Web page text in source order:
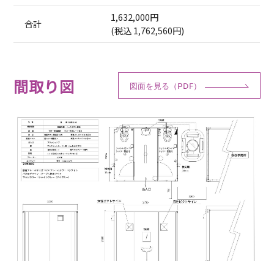
合計
1,632,000円
(税込 1,762,560円)
間取り図 図面を見る（PDF）